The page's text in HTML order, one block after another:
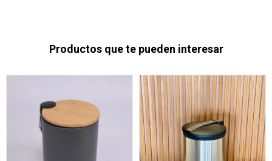
Productos que te pueden interesar